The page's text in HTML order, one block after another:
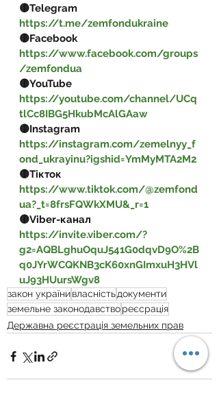
🟡Telegram
https://t.me/zemfondukraine
🟡Facebook
https://www.facebook.com/groups
/zemfondua
🟡YouTube
https://youtube.com/channel/UCq
tlCc8IBG5HkubMcAlGAaw
🟡Instagram
https://instagram.com/zemelnyy_f
ond_ukrayinu?igshid=YmMyMTA2M2
🟡Тікток
https://www.tiktok.com/@zemfond
ua?_t=8frsFQWkXMU&_r=1
🟡Viber-канал
https://invite.viber.com/?
g2=AQBLghuOquJ541G0dqvD9O%2B
q0JYrWCQKNB3cK60xnGImxuH3HVl
uJ93HUursWgv8
закон українивласністьдокументи
земельне законодавствореєсрація
Державна реєстрація земельних прав